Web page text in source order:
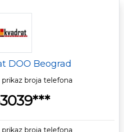
DOO Beograd
prikaz broja telefona
prikaz broja telefona